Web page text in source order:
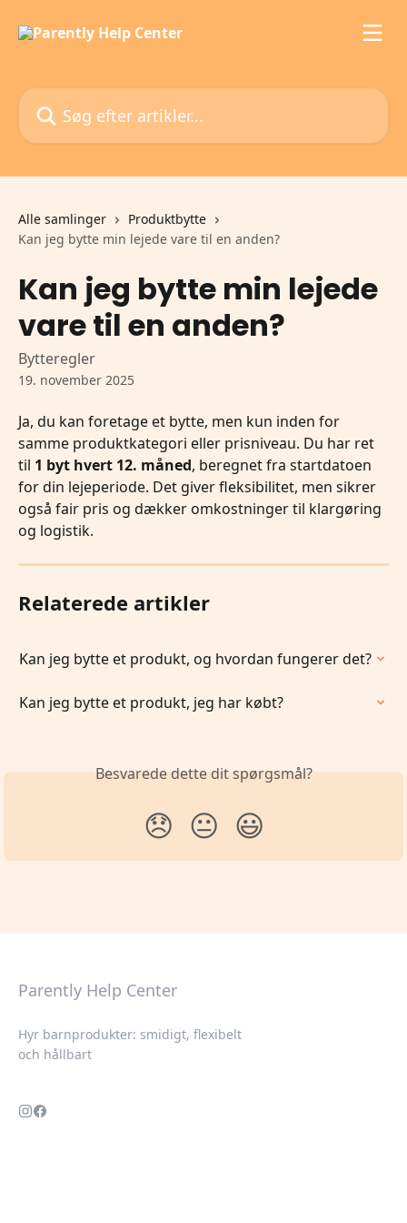
Søg efter artikler...
Alle samlinger
Produktbytte
Kan jeg bytte min lejede vare til en anden?
Kan jeg bytte min lejede
vare til en anden?
Bytteregler
19. november 2025
Ja, du kan foretage et bytte, men kun inden for
samme produktkategori eller prisniveau. Du har ret
til 1 byt hvert 12. måned, beregnet fra startdatoen
for din lejeperiode. Det giver fleksibilitet, men sikrer
også fair pris og dækker omkostninger til klargøring
og logistik.
Relaterede artikler
Kan jeg bytte et produkt, og hvordan fungerer det?
Kan jeg bytte et produkt, jeg har købt?
Besvarede dette dit spørgsmål?
😞 😐 😃
Parently Help Center
Hyr barnprodukter: smidigt, flexibelt
och hållbart